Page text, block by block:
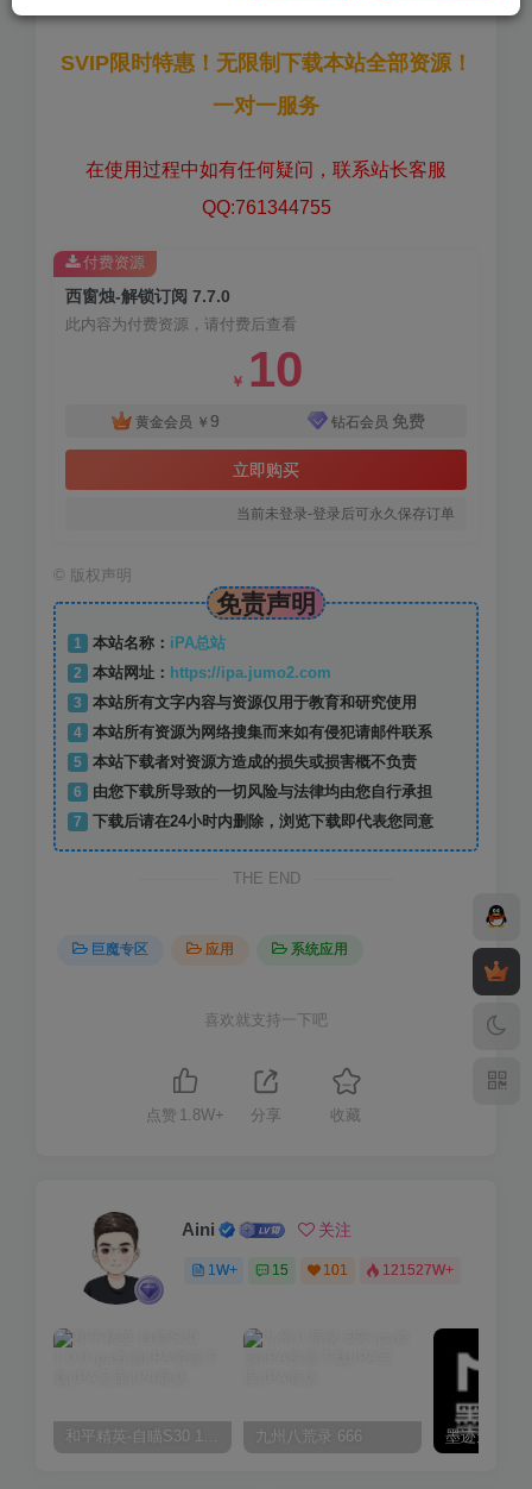
SVIP限时特惠！无限制下载本站全部资源！
一对一服务
在使用过程中如有任何疑问，联系站长客服
QQ:761344755
西窗烛-解锁订阅 7.7.0
此内容为付费资源，请付费后查看
￥ 10
黄金会员 ￥ 9 钻石会员 免费
立即购买
当前未登录-登录后可永久保存订单
付费资源
© 版权声明
免责声明
1 本站名称： iPA总站
2
本站网址： https://ipa.jumo2.com
3
本站所有文字内容与资源仅用于教育和研究使用
4
本站所有资源为网络搜集而来如有侵犯请邮件联系
5
本站下载者对资源方造成的损失或损害概不负责
6
由您下载所导致的一切风险与法律均由您自行承担
7
下载后请在24小时内删除，浏览下载即代表您同意
THE END
巨魔专区 应用 系统应用
喜欢就支持一下吧
点赞 1.8W+ 分享 收藏
Aini 关注
1W+ 15 101 121527W+
和平精英-自瞄S30 1.0.0 九州八荒录 666